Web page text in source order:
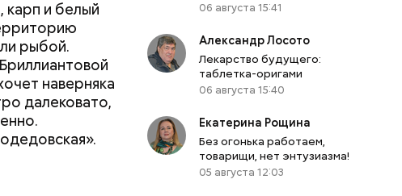
карп и белый
рыбой.
наверняка
далековато,
06 августа 15:41
Александр Лосото
Лекарство будущего:
таблетка-оригами
06 августа 15:40
Екатерина Рощина
Без огонька работаем,
товарищи, нет энтузиазма!
05 августа 12:03